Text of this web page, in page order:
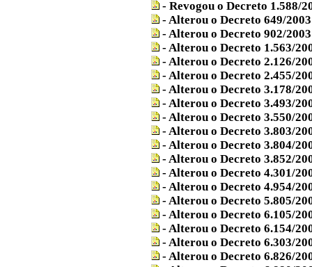
- Revogou o Decreto 1.588/
- Alterou o Decreto 649/2003
- Alterou o Decreto 902/2003
- Alterou o Decreto 1.563/
- Alterou o Decreto 2.126/
- Alterou o Decreto 2.455/
- Alterou o Decreto 3.178/
- Alterou o Decreto 3.493/
- Alterou o Decreto 3.550/
- Alterou o Decreto 3.803/
- Alterou o Decreto 3.804/
- Alterou o Decreto 3.852/
- Alterou o Decreto 4.301/
- Alterou o Decreto 4.954/
- Alterou o Decreto 5.805/
- Alterou o Decreto 6.105/
- Alterou o Decreto 6.154/
- Alterou o Decreto 6.303/
- Alterou o Decreto 6.826/